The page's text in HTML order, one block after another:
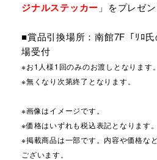
ジナルステッカー 」をプレゼン
■賞品引換場所：南館7F「ﾘﾛ
場受付
※お1人様1回のみのお渡しとなります。
※無くなり次第終了となります。
※画像はイメージです。
※価格はいずれも税込表記となります。
※掲載商品は一部です。内容や価格な
ございます。